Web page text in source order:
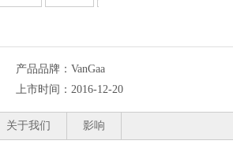
产品品牌： VanGaa
上市时间： 2016-12-20
关于我们 影响